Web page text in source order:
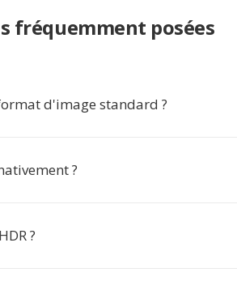
fréquemment posées
d'image standard ?
?
?